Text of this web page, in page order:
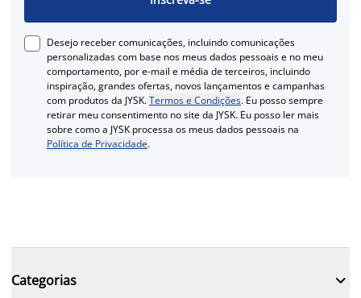
Desejo receber comunicações, incluindo comunicações
personalizadas com base nos meus dados pessoais e no meu
comportamento, por e-mail e média de terceiros, incluindo
inspiração, grandes ofertas, novos lançamentos e campanhas
com produtos da JYSK.Termos e Condições. Eu posso sempre
retirar meu consentimento no site da JYSK. Eu posso ler mais
sobre como a JYSK processa os meus dados pessoais na
Política de Privacidade.
Categorias 